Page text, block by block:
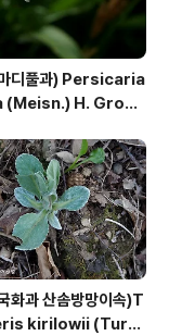
디풀과) Persicaria
H. Gross
화과 산솜방망이속)T
kirilowii (Turc